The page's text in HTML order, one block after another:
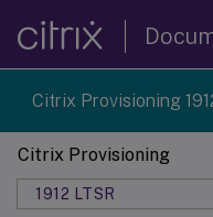
Citrix Provisioning
Citrix Provisioning
1912 LTSR